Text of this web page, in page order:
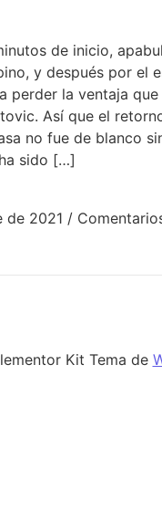
de inicio,
y después por el
perder la ventaja
Así que el
no fue de blanco
sido […]
de 2021 /
real
Kit Tema de